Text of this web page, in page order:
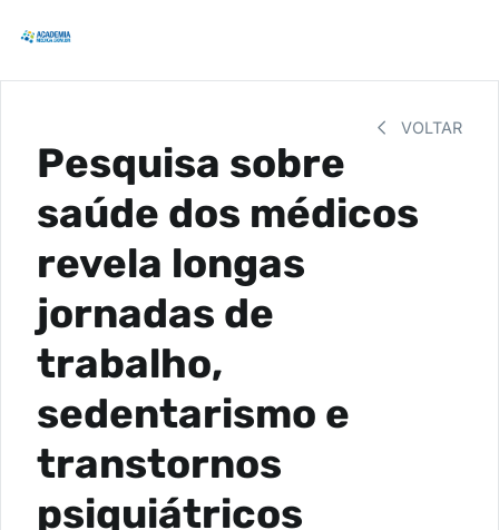
VOLTAR
Pesquisa sobre
saúde dos médicos
revela longas
jornadas de
trabalho,
sedentarismo e
transtornos
psiquiátricos